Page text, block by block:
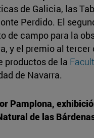
de Galicia, las
Perdido. El
de campo para la
y el premio al
productos de la
de Navarra.
Pamplona,
de las